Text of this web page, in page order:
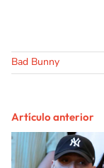
Bad Bunny
Artículo anterior